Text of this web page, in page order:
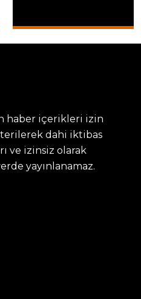
haber içerikleri izin
dahi iktibas
ve izinsiz olarak
yayınlanamaz.